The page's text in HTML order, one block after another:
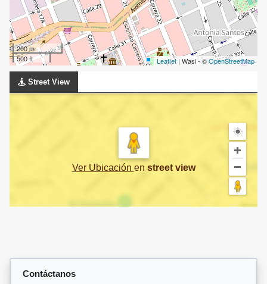
200 m
500 ft
Leaflet| Wasi - ©OpenStreetMap
Street View
Ver Ubicación en street view
Contáctanos